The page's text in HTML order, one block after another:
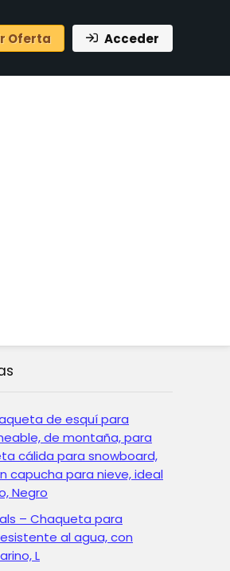
Oferta Acceder
de esquí para
de montaña, para
cálida para snowboard,
capucha para nieve, ideal
Negro
– Chaqueta para
al agua, con
L